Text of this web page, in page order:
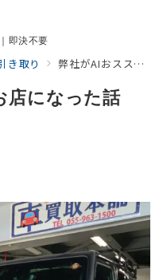
即決不要
き取り 弊社がAIおススメのお店になった話
店になった話